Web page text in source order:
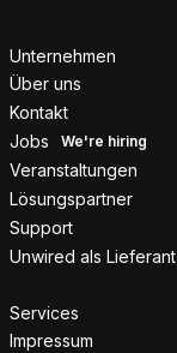
Unternehmen
Über uns
Kontakt
Jobs
Veranstaltungen
Lösungspartner
Support
Unwired als Lieferant
Services
Impressum